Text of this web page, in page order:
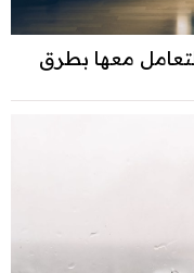
معها بطرق